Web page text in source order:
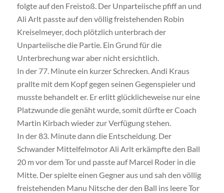
folgte auf den Freistoß. Der Unparteiische pfiff an und
Ali Arlt passte auf den völlig freistehenden Robin
Kreiselmeyer, doch plötzlich unterbrach der
Unparteiische die Partie. Ein Grund für die
Unterbrechung war aber nicht ersichtlich.
In der 77. Minute ein kurzer Schrecken. Andi Kraus
prallte mit dem Kopf gegen seinen Gegenspieler und
musste behandelt er. Er erlitt glücklicheweise nur eine
Platzwunde die genäht wurde, somit dürfte er Coach
Martin Kirbach wieder zur Verfügung stehen.
In der 83. Minute dann die Entscheidung. Der
Schwander Mittelfelmotor Ali Arlt erkämpfte den Ball
20 m vor dem Tor und passte auf Marcel Roder in die
Mitte. Der spielte einen Gegner aus und sah den völlig
freistehenden Manu Nitsche der den Ball ins leere Tor